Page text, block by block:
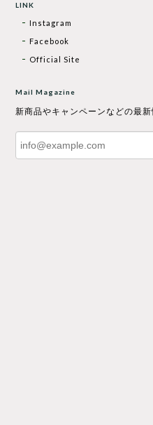
LINK
Instagram
Facebook
Official Site
Mail Magazine
新商品やキャンペーンなどの最新